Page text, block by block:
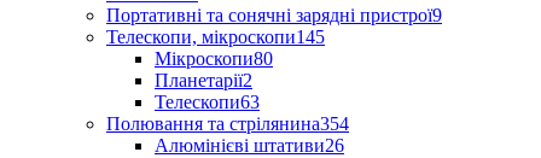
Портативні та сонячні зарядні пристрої9
Телескопи, мікроскопи145
Мікроскопи80
Планетарії2
Телескопи63
Полювання та стрілянина354
Алюмінієві штативи26